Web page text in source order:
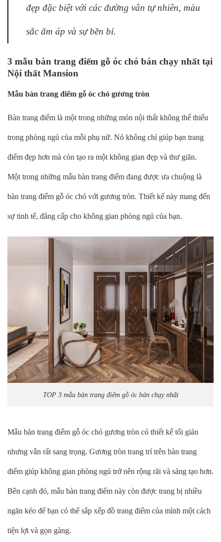
đẹp đặc biệt với các đường vân tự nhiên, màu
sắc ấm áp và sự bền bỉ.
3 mẫu bàn trang điểm gỗ óc chó bán chạy nhất tại
Nội thất Mansion
Mẫu bàn trang điểm gỗ óc chó gương tròn
Bàn trang điểm là một trong những món nội thất không thể thiếu
trong phòng ngủ của mỗi phụ nữ. Nó không chỉ giúp bạn trang
điểm đẹp hơn mà còn tạo ra một không gian đẹp và thư giãn.
Một trong những mẫu bàn trang điểm đang được ưa chuộng là
bàn trang điểm gỗ óc chó với gương tròn. Thiết kế này mang đến
sự tinh tế, đẳng cấp cho không gian phòng ngủ của bạn.
TOP 3 mẫu bàn trang điểm gỗ óc bán chạy nhất
Mẫu bàn trang điểm gỗ óc chó gương tròn có thiết kế tối giản
nhưng vẫn rất sang trọng. Gương tròn trang trí trên bàn trang
điểm giúp không gian phòng ngủ trở nên rộng rãi và sáng tạo hơn.
Bên cạnh đó, mẫu bàn trang điểm này còn được trang bị nhiều
ngăn kéo để bạn có thể sắp xếp đồ trang điểm của mình một cách
tiện lợi và gọn gàng.